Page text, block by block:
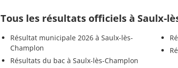
Tous les résultats officiels à Saulx-
Résultat municipale 2026 à Saulx-lès-
Champlon
Résultats du bac à Saulx-lès-Champlon